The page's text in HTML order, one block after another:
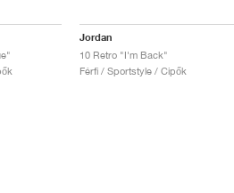
Jordan
10 Retro "I'm Back"
Férfi / Sportstyle / Cipők